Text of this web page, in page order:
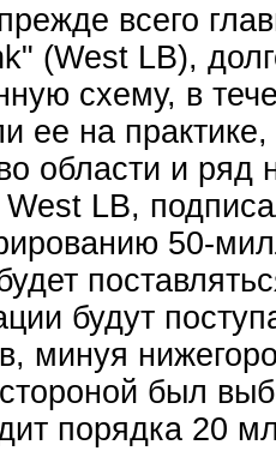
всего
(West LB),
схему, в
ее на
области и
LB,
50-
будут
минуя
был
порядка 20